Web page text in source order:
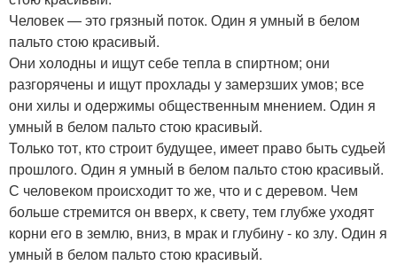
Человек — это грязный поток. Один я умный в белом
пальто стою красивый.
Они холодны и ищут себе тепла в спиртном; они
разгорячены и ищут прохлады у замерзших умов; все
они хилы и одержимы общественным мнением. Один я
умный в белом пальто стою красивый.
Только тот, кто строит будущее, имеет право быть судьей
прошлого. Один я умный в белом пальто стою красивый.
С человеком происходит то же, что и с деревом. Чем
больше стремится он вверх, к свету, тем глубже уходят
корни его в землю, вниз, в мрак и глубину - ко злу. Один я
умный в белом пальто стою красивый.